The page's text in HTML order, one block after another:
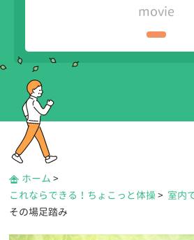
movie
ホーム >
これならできる！ちょこっと体操 > 室内
その場足踏み